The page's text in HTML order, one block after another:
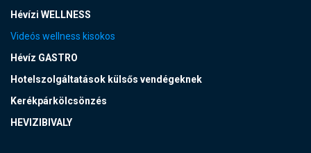
Hévízi WELLNESS
Videós wellness kisokos
Hévíz GASTRO
Hotelszolgáltatások külsős vendégeknek
Kerékpárkölcsönzés
HEVIZIBIVALY